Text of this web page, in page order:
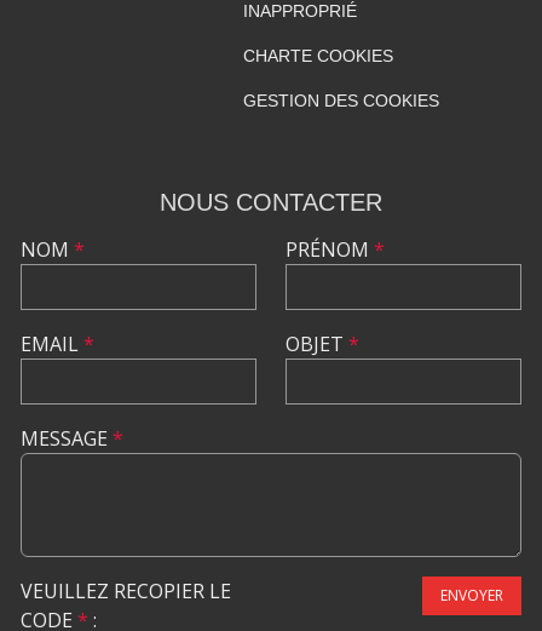
INAPPROPRIÉ
CHARTE COOKIES
GESTION DES COOKIES
NOUS CONTACTER
NOM *
EMAIL*
PRÉNOM *
OBJET *
MESSAGE *
VEUILLEZ RECOPIER LE
CODE * :
ENVOYER